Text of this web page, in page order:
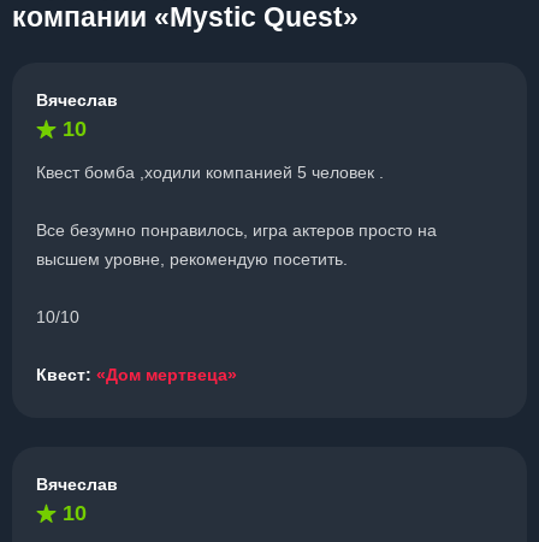
компании «Mystic Quest»
Вячеслав
10
Квест бомба ,ходили компанией 5 человек .
Все безумно понравилось, игра актеров просто на
высшем уровне, рекомендую посетить.
10/10
Квест: «Дом мертвеца»
Вячеслав
10